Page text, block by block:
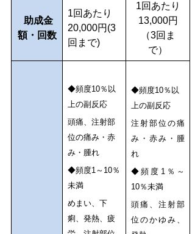
助成金
額・回数
1回あたり
20,000円(3
回まで)
1回あたり
13,000円
（3回ま
で）
◆頻度10％以
上の副反応
頭痛、注射部
位の痛み・赤
み・腫れ
◆頻度1～10％
未満
めまい、下
痢、発熱、疲
◆頻度10％以
上の副反応
注射部位の痛
み・赤み・腫
れ
◆頻度1％～
10％未満
頭痛、注射部
位のかゆみ、